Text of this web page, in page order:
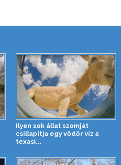
Ilyen sok állat szomját
csillapítja egy vödör víz a
texasi...